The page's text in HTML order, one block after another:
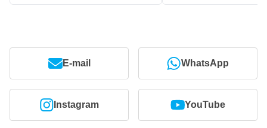
E-mail WhatsApp
Instagram YouTube